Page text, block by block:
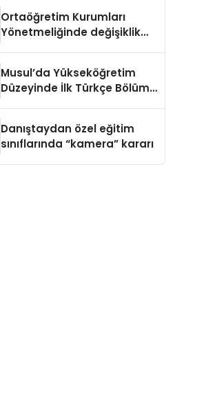
Ortaöğretim Kurumları
Yönetmeliğinde değişiklik
Musul’da Yükseköğretim
Düzeyinde İlk Türkçe Bölümü
Danıştaydan özel eğitim
sınıflarında “kamera” kararı